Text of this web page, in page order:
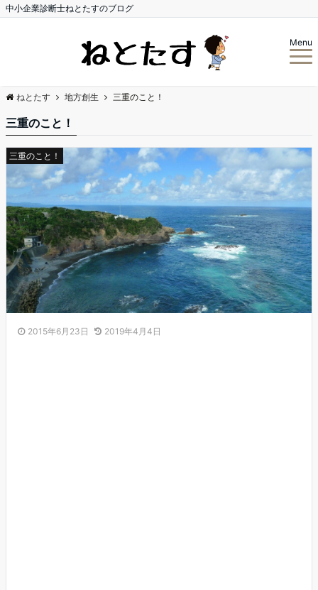
中小企業診断士ねとたすのブログ
Menu
ねとたす 地方創生 三重のこと！
三重のこと！
三重のこと！
2015年6月23日 2019年4月4日